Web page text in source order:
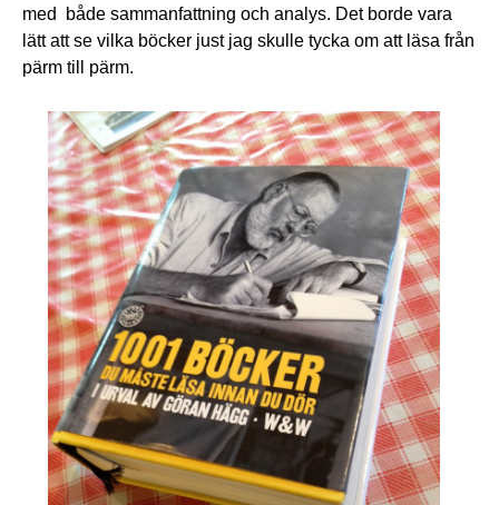
med både sammanfattning och analys. Det borde vara
lätt att se vilka böcker just jag skulle tycka om att läsa från
pärm till pärm.